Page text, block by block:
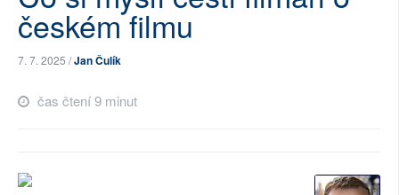
SOCIÁLNÍ SÍTĚ
RUBRIKY
PLNÁ VERZE STRÁNEK
českém filmu
7. 7. 2025 /Jan Čulík
čas čtení 9 minut